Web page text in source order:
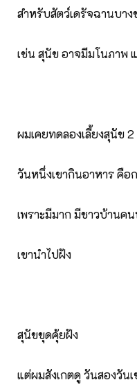
สำหรับสัตว์เดรัจฉานบา
เช่น สุนัข อาจมีมโนภาพ
ผมเคยทดลองเลี้ยงสุนัข 2
วันหนึ่งเขากินอาหาร คือ
เพราะมีมาก มีชาวบ้านค
เขานำไปฝัง
สุนัขขุดคุ้ยฝัง
แต่ผมสังเกตดู วันสองวัน